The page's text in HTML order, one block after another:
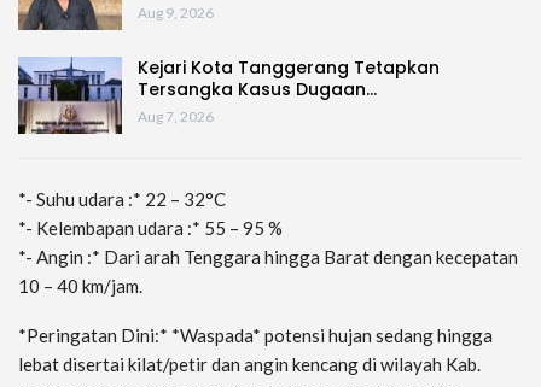
Aug 9, 2026
Kejari Kota Tanggerang Tetapkan
Tersangka Kasus Dugaan…
Aug 7, 2026
*- Suhu udara :* 22 – 32°C
*- Kelembapan udara :* 55 – 95 %
*- Angin :* Dari arah Tenggara hingga Barat dengan kecepatan
10 – 40 km/jam.
*Peringatan Dini:* *Waspada* potensi hujan sedang hingga
lebat disertai kilat/petir dan angin kencang di wilayah Kab.